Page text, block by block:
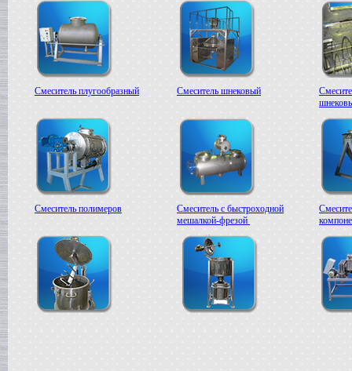
Смеситель плугообразный Смеситель шнековый
Смеситель полимеров
Смеситель с быстроходной
мешалкой-фрезой